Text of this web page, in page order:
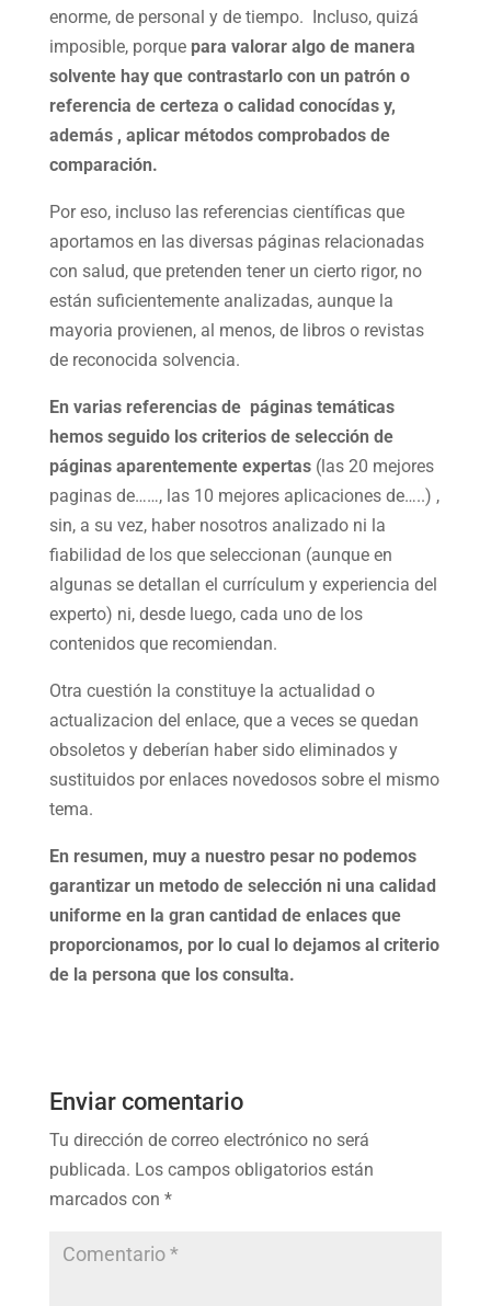
enorme, de personal y de tiempo. Incluso, quizá
imposible, porque para valorar algo de manera
solvente hay que contrastarlo con un patrón o
referencia de certeza o calidad conocídas y,
además , aplicar métodos comprobados de
comparación.
Por eso, incluso las referencias científicas que
aportamos en las diversas páginas relacionadas
con salud, que pretenden tener un cierto rigor, no
están suficientemente analizadas, aunque la
mayoria provienen, al menos, de libros o revistas
de reconocida solvencia.
En varias referencias de páginas temáticas
hemos seguido los criterios de selección de
páginas aparentemente expertas(las 20 mejores
paginas de……, las 10 mejores aplicaciones de…..) ,
sin, a su vez, haber nosotros analizado ni la
fiabilidad de los que seleccionan (aunque en
algunas se detallan el currículum y experiencia del
experto) ni, desde luego, cada uno de los
contenidos que recomiendan.
Otra cuestión la constituye la actualidad o
actualizacion del enlace, que a veces se quedan
obsoletos y deberían haber sido eliminados y
sustituidos por enlaces novedosos sobre el mismo
tema.
En resumen, muy a nuestro pesar no podemos
garantizar un metodo de selección ni una calidad
uniforme en la gran cantidad de enlaces que
proporcionamos, por lo cual lo dejamos al criterio
de la persona que los consulta.
Enviar comentario
Tu dirección de correo electrónico no será
publicada. Los campos obligatorios están
marcados con *